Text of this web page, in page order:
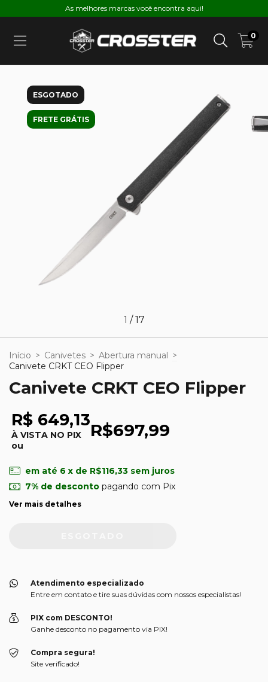
As melhores marcas você encontra aqui!
0
ESGOTADO
FRETE GRÁTIS
1 /17
Início > Canivetes > Abertura manual >
Canivete CRKT CEO Flipper
Canivete CRKT CEO Flipper
R$ 649,13
À VISTA NO PIX
ou
R$697,99
em até 6 x de R$116,33 sem juros
7% de descontopagando com Pix
Ver mais detalhes
Atendimento especializado
Entre em contato e tire suas dúvidas com nossos especialistas!
PIX com DESCONTO!
Ganhe desconto no pagamento via PIX!
Compra segura!
Site verificado!